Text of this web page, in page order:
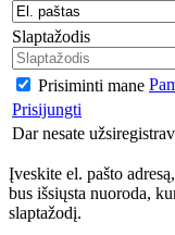
Slaptažodis
Prisiminti mane
Prisijungti
Dar nesate
Įveskite el. pašto
bus išsiųsta nuoroda,
slaptažodį.